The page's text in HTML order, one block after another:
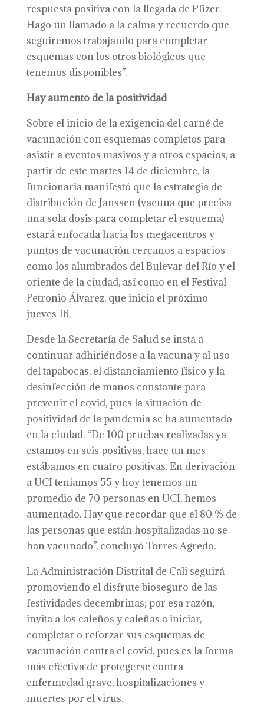
respuesta positiva con la llegada de Pfizer.
Hago un llamado a la calma y recuerdo que
seguiremos trabajando para completar
esquemas con los otros biológicos que
tenemos disponibles”.
Hay aumento de la positividad
Sobre el inicio de la exigencia del carné de
vacunación con esquemas completos para
asistir a eventos masivos y a otros espacios, a
partir de este martes 14 de diciembre, la
funcionaria manifestó que la estrategia de
distribución de Janssen (vacuna que precisa
una sola dosis para completar el esquema)
estará enfocada hacia los megacentros y
puntos de vacunación cercanos a espacios
como los alumbrados del Bulevar del Río y el
oriente de la ciudad, así como en el Festival
Petronio Álvarez, que inicia el próximo
jueves 16.
Desde la Secretaría de Salud se insta a
continuar adhiriéndose a la vacuna y al uso
del tapabocas, el distanciamiento físico y la
desinfección de manos constante para
prevenir el covid, pues la situación de
positividad de la pandemia se ha aumentado
en la ciudad. “De 100 pruebas realizadas ya
estamos en seis positivas, hace un mes
estábamos en cuatro positivas. En derivación
a UCI teníamos 55 y hoy tenemos un
promedio de 70 personas en UCI, hemos
aumentado. Hay que recordar que el 80 % de
las personas que están hospitalizadas no se
han vacunado”, concluyó Torres Agredo.
La Administración Distrital de Cali seguirá
promoviendo el disfrute bioseguro de las
festividades decembrinas; por esa razón,
invita a los caleños y caleñas a iniciar,
completar o reforzar sus esquemas de
vacunación contra el covid, pues es la forma
más efectiva de protegerse contra
enfermedad grave, hospitalizaciones y
muertes por el virus.